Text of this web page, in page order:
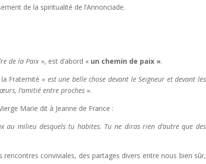
de la spiritualité de l’Annonciade.
de la Paix », est d’abord « un chemin de paix ».
Fraternité « est une belle chose devant le Seigneur et devant les
l’amitié entre proches ».
Marie dit à Jeanne de France :
au milieu desquels tu habites. Tu ne diras rien d’autre que des
conviviales, des partages divers entre nous bien sûr,